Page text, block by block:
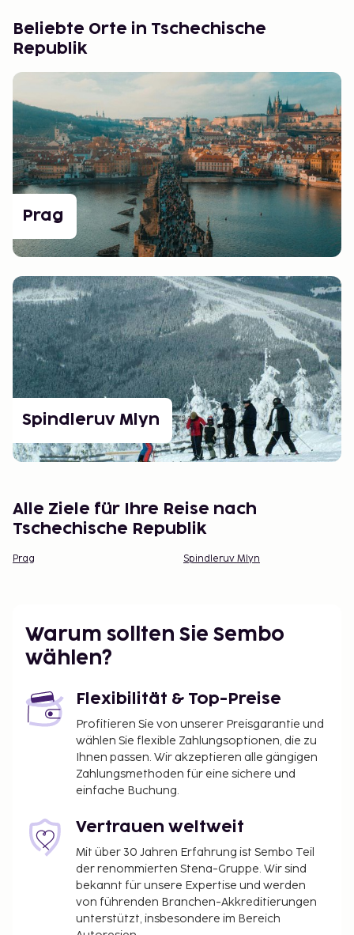
Beliebte Orte in Tschechische
Republik
Prag
Spindleruv Mlyn
Alle Ziele für Ihre Reise nach
Tschechische Republik
Prag Spindleruv Mlyn
Warum sollten Sie Sembo
wählen?
Flexibilität & Top-Preise
Profitieren Sie von unserer Preisgarantie und
wählen Sie flexible Zahlungsoptionen, die zu
Ihnen passen. Wir akzeptieren alle gängigen
Zahlungsmethoden für eine sichere und
einfache Buchung.
Vertrauen weltweit
Mit über 30 Jahren Erfahrung ist Sembo Teil
der renommierten Stena-Gruppe. Wir sind
bekannt für unsere Expertise und werden
von führenden Branchen-Akkreditierungen
unterstützt, insbesondere im Bereich